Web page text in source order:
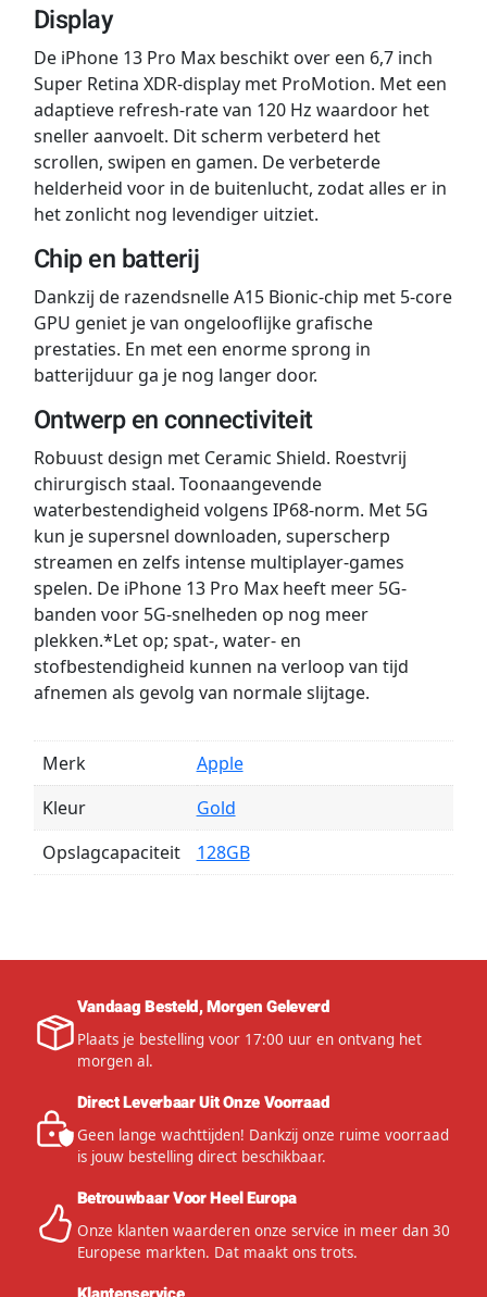
Display
De iPhone 13 Pro Max beschikt over een 6,7 inch
Super Retina XDR-display met ProMotion. Met een
adaptieve refresh-rate van 120 Hz waardoor het
sneller aanvoelt. Dit scherm verbeterd het
scrollen, swipen en gamen. De verbeterde
helderheid voor in de buitenlucht, zodat alles er in
het zonlicht nog levendiger uitziet.
Chip en batterij
Dankzij de razendsnelle A15 Bionic-chip met 5-core
GPU geniet je van ongelooflijke grafische
prestaties. En met een enorme sprong in
batterijduur ga je nog langer door.
Ontwerp en connectiviteit
Robuust design met Ceramic Shield. Roestvrij
chirurgisch staal. Toonaangevende
waterbestendigheid volgens IP68-norm. Met 5G
kun je supersnel downloaden, superscherp
streamen en zelfs intense multiplayer-games
spelen. De iPhone 13 Pro Max heeft meer 5G-
banden voor 5G-snelheden op nog meer
plekken.*Let op; spat-, water- en
stofbestendigheid kunnen na verloop van tijd
afnemen als gevolg van normale slijtage.
Merk
Apple
Kleur
Gold
Opslagcapaciteit
128GB
Vandaag Besteld, Morgen Geleverd
Plaats je bestelling voor 17:00 uur en ontvang het
morgen al.
Direct Leverbaar Uit Onze Voorraad
Geen lange wachttijden! Dankzij onze ruime voorraad
is jouw bestelling direct beschikbaar.
Betrouwbaar Voor Heel Europa
Onze klanten waarderen onze service in meer dan 30
Europese markten. Dat maakt ons trots.